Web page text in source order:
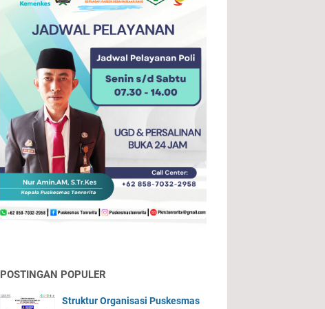
POSTINGAN POPULER
Struktur Organisasi Puskesmas